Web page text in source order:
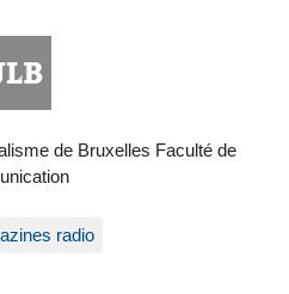
de Bruxelles Faculté de
radio